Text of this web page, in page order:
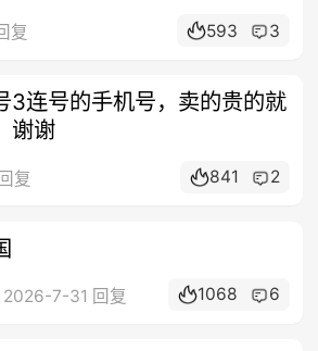
复 593 3
3连号的手机号，卖的贵的就
谢谢
复 841 2
2026-7-31 回复 1068 6